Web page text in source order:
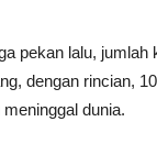
pekan lalu,
dengan rincian,
dunia.